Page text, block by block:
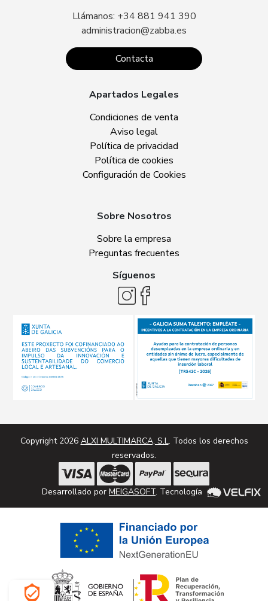
Llámanos: +34 881 941 390
administracion@zabba.es
Contacta
Apartados Legales
Condiciones de venta
Aviso legal
Política de privacidad
Política de cookies
Configuración de Cookies
Sobre Nosotros
Sobre la empresa
Preguntas frecuentes
Síguenos
Copyright 2026 ALXI MULTIMARCA, S.L. Todos los derechos
reservados.
Desarrollado por MEIGASOFT. Tecnología